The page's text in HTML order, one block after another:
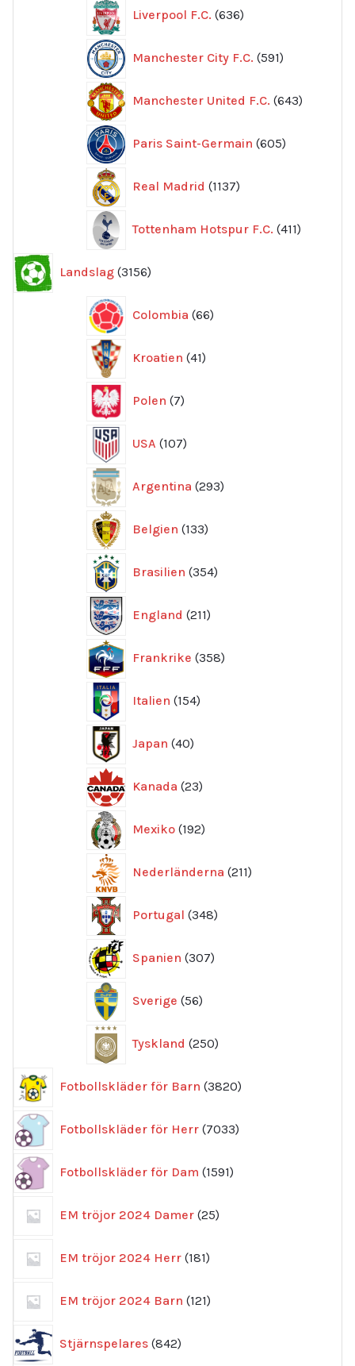
Liverpool F.C. 636
produkter
Manchester City F.C. 591
produkter
Manchester United F.C. 643
Paris Saint-Germain 605
produkter
Real Madrid 1137
produkter
Tottenham Hotspur F.C. 411
produkter
Landslag 3156
produkter
Colombia 66
produkter
Kroatien 41
produkter
Polen 7
produkter
USA 107
produkter
Argentina 293
produkter
Belgien 133
produkter
Brasilien 354
produkter
England 211
produkter
Frankrike 358
produkter
Italien 154
produkter
Japan 40
produkter
Kanada 23
produkter
Mexiko 192
produkter
Nederländerna 211
produkter
Portugal 348
produkter
Spanien 307
produkter
Sverige 56
produkter
Tyskland 250
produkter
Fotbollskläder för Barn 3820
produkter
Fotbollskläder för Herr 7033
produkter
Fotbollskläder för Dam 1591
produkter
EM tröjor 2024 Damer 25
produkter
EM tröjor 2024 Herr 181
produkter
EM tröjor 2024 Barn 121
produkter
Stjärnspelares 842
produkter